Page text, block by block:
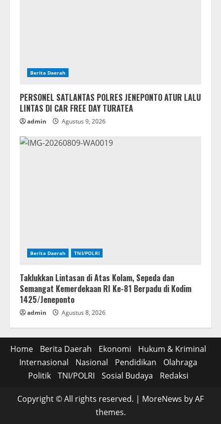
Berita Daerah
PERSONEL SATLANTAS POLRES JENEPONTO ATUR LALU
LINTAS DI CAR FREE DAY TURATEA
admin Agustus 9, 2026
Berita Daerah TNI/POLRI
Taklukkan Lintasan di Atas Kolam, Sepeda dan
Semangat Kemerdekaan RI Ke-81 Berpadu di Kodim
1425/Jeneponto
admin Agustus 8, 2026
Home Berita Daerah Ekonomi
Hukum & Kriminal
Internasional
Nasional Pendidikan
Olahraga
Politik
TNI/POLRI Sosial Budaya Redaksi
Copyright © All rights reserved. | MoreNews by AF
themes.